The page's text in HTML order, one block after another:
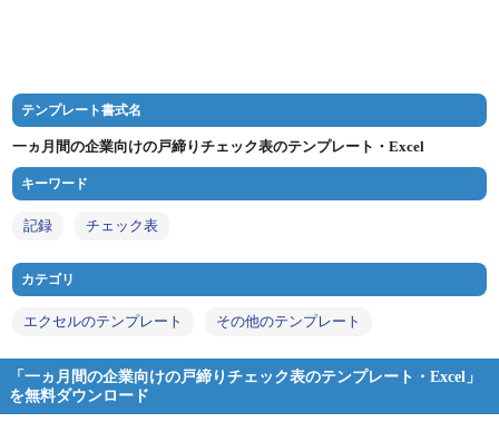
テンプレート書式名
一ヵ月間の企業向けの戸締りチェック表のテンプレート・Excel
キーワード
記録 チェック表
カテゴリ
エクセルのテンプレート その他のテンプレート
「一ヵ月間の企業向けの戸締りチェック表のテンプレート・Excel」
を無料ダウンロード